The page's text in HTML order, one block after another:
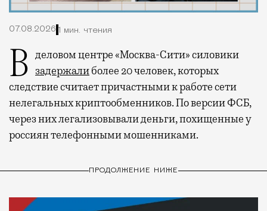
07.08.2026 1 мин. чтения
В деловом центре «Москва-Сити» силовики
задержалиболее 20 человек, которых
следствие считает причастными к работе сети
нелегальных криптообменников. По версии ФСБ,
через них легализовывали деньги, похищенные у
россиян телефонными мошенниками.
ПРОДОЛЖЕНИЕ НИЖЕ